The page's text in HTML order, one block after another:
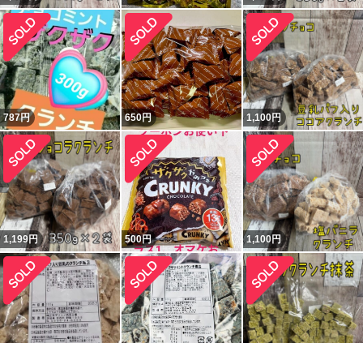
787円 650円 1,100円
1,199円 500円 1,100円